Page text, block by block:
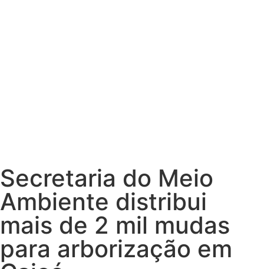
Secretaria do Meio
Ambiente distribui
mais de 2 mil mudas
para arborização em